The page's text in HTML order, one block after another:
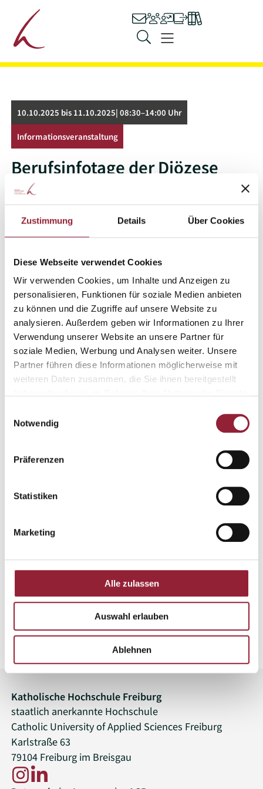
Zustimmung Details Über Cookies
Diese Webseite verwendet Cookies
Wir verwenden Cookies, um Inhalte und Anzeigen zu
personalisieren, Funktionen für soziale Medien anbieten
zu können und die Zugriffe auf unsere Website zu
analysieren. Außerdem geben wir Informationen zu Ihrer
Verwendung unserer Website an unsere Partner für
soziale Medien, Werbung und Analysen weiter. Unsere
Partner führen diese Informationen möglicherweise mit
weiteren Daten zusammen, die Sie ihnen bereitgestellt
Notwendig
Präferenzen
Statistiken
Marketing
Alle zulassen
Auswahl erlauben
Ablehnen
Zum Inhalt springen
Hauptnavigation
Kontakt
Personen
IliasBibliothek
Menü
10.10.2025 bis 11.10.2025| 08:30–14:00 Uhr
Informations­veranstaltung
Berufsinfotage der Diözese
Rottenburg
Die KH Freiburg weist auf die Infotage der Diözese
Rottenburg hin – eine starke Gelegenheit zur
Ich will Zukunft! Könnt ihr das? -
Berufsinfotage der Diözese
Rottenburg
Am10. und 11. Oktober 2025bietet die Veranstaltung im
Bischöflichen Ordinariat Rottenburg vielfältige Einblicke
und Informationen zu Ausbildung, Studium und
Ort
Hauptgebäude des Bischöflichen Ordinatiats
Eine Anmeldung ist nicht erforderlich. Kommen Sie gern
Zur Event-Übersicht
Katholische Hochschule Freiburg
staatlich anerkannte Hochschule
Catholic University of Applied Sciences Freiburg
Karlstraße 63
79104 Freiburg im Breisgau